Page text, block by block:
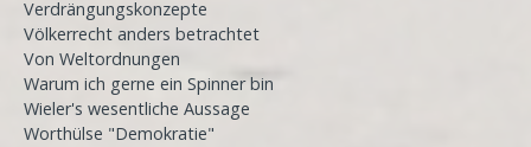
Verdrängungskonzepte
Völkerrecht anders betrachtet
Von Weltordnungen
Warum ich gerne ein Spinner bin
Wieler's wesentliche Aussage
Worthülse "Demokratie"